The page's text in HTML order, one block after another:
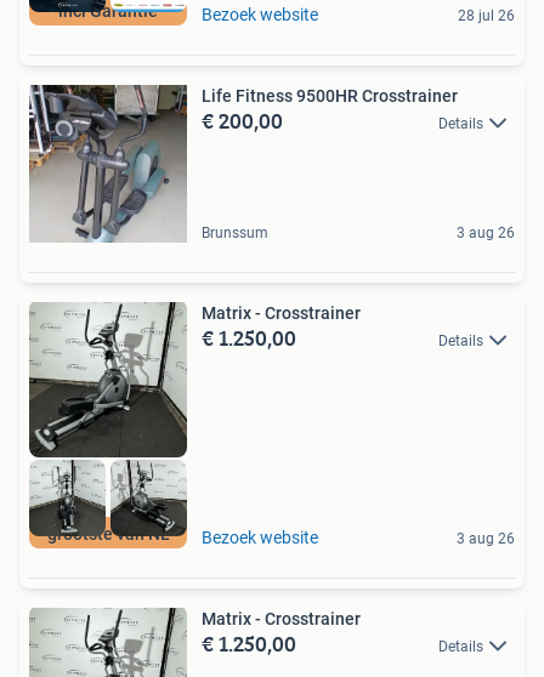
incl Garantie Bezoek website 28 jul 26
Life Fitness 9500HR Crosstrainer
€ 200,00 Details
Brunssum 3 aug 26
grootste van NL
Matrix - Crosstrainer
€ 1.250,00 Details
Bezoek website 3 aug 26
Matrix - Crosstrainer
€ 1.250,00 Details